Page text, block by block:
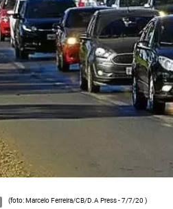
(foto: Marcelo Ferreira/CB/D.A Press - 7/7/20 )